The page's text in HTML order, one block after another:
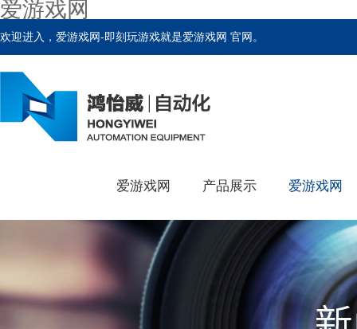
爱游戏网
欢迎进入，爱游戏网-即刻玩游戏就是爱游戏网 官网。
爱游戏网 产品展示 爱游戏网